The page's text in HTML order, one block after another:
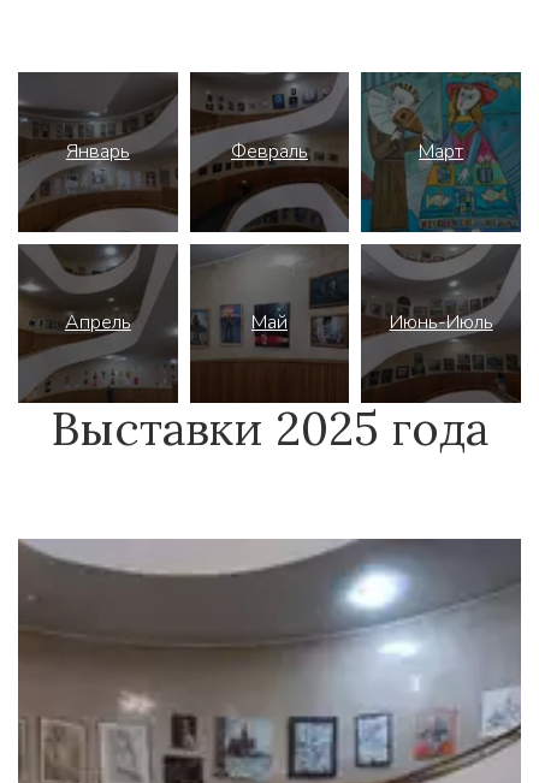
Январь Февраль Март
Апрель Май Июнь-Июль
Выставки 2025 года